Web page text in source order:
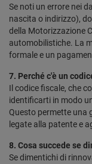
Se noti un errore nei
nascita o indirizzo),
della Motorizzazione
automobilistiche. La
formale e un
7. Perché c'è un
Il codice fiscale, che
identificarti in modo
Questo permette una
legate alla patente e
8. Cosa succede se
Se dimentichi di